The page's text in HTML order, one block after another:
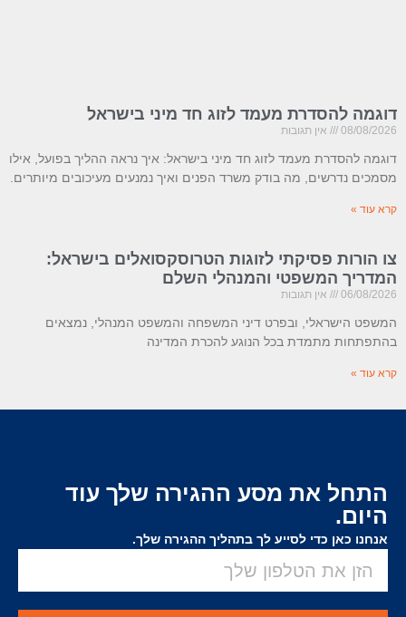
דוגמה להסדרת מעמד לזוג חד מיני בישראל
08/08/2026 אין תגובות
דוגמה להסדרת מעמד לזוג חד מיני בישראל: איך נראה ההליך בפועל, אילו
מסמכים נדרשים, מה בודק משרד הפנים ואיך נמנעים מעיכובים מיותרים.
קרא עוד »
צו הורות פסיקתי לזוגות הטרוסקסואלים בישראל:
המדריך המשפטי והמנהלי השלם
06/08/2026 אין תגובות
המשפט הישראלי, ובפרט דיני המשפחה והמשפט המנהלי, נמצאים
בהתפתחות מתמדת בכל הנוגע להכרת המדינה
קרא עוד »
התחל את מסע ההגירה שלך עוד
היום.
אנחנו כאן כדי לסייע לך בתהליך ההגירה שלך.